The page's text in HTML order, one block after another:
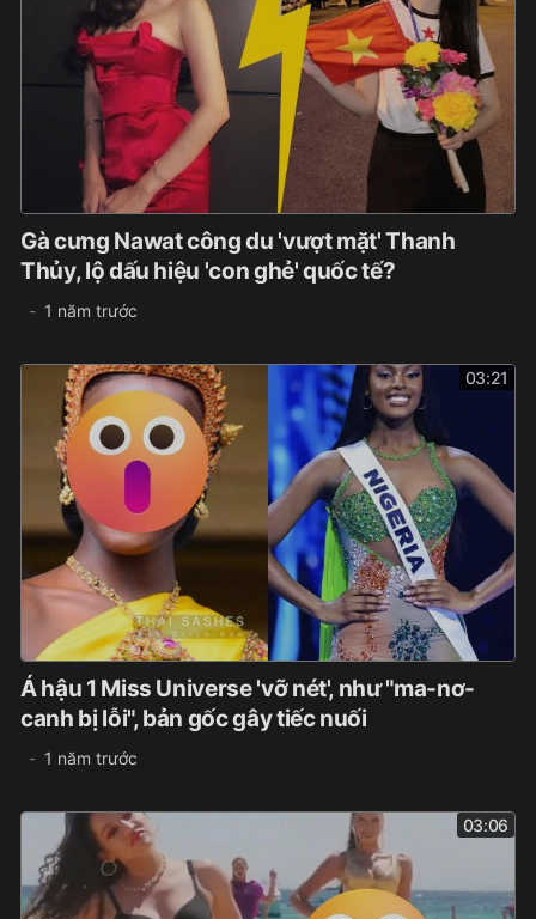
Gà cưng Nawat công du 'vượt mặt' Thanh
Thủy, lộ dấu hiệu 'con ghẻ' quốc tế?
1 năm trước
03:21
Á hậu 1 Miss Universe 'vỡ nét', như "ma-nơ-
canh bị lỗi", bản gốc gây tiếc nuối
1 năm trước
03:06